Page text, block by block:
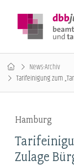
News-Archiv
Tarifeinigung zum
Hamburg
Zulage